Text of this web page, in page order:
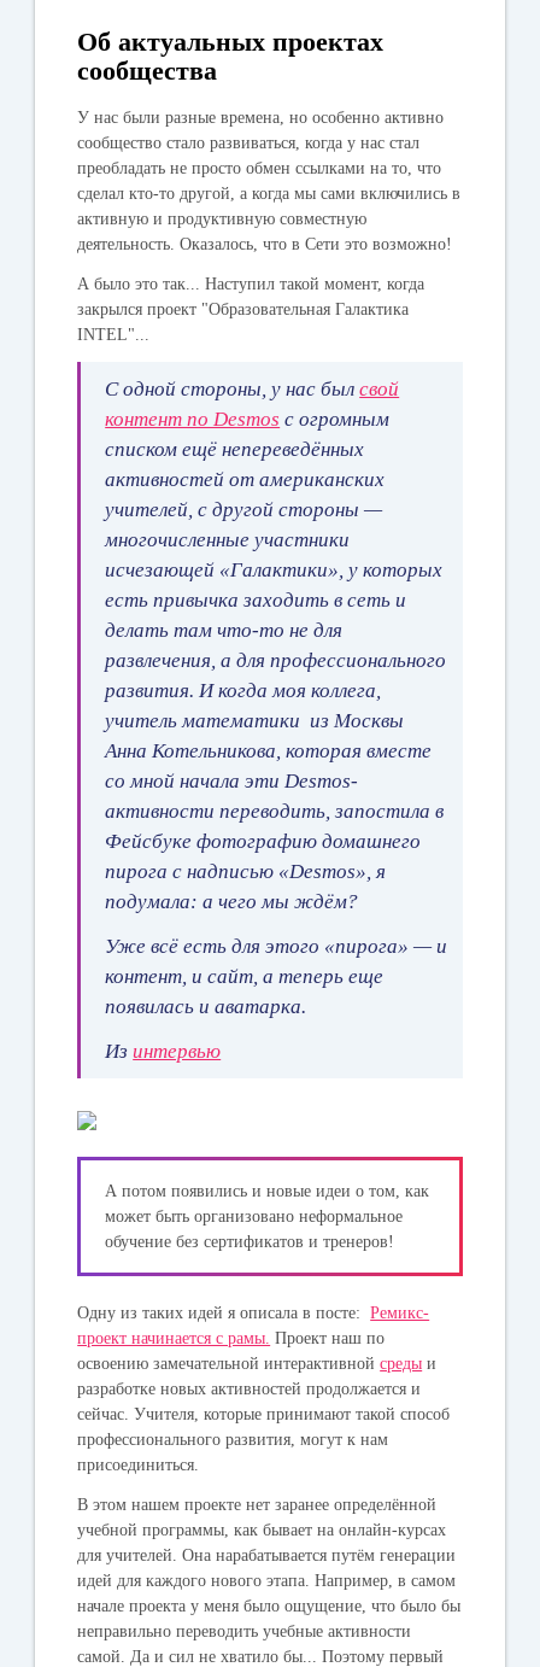
Об актуальных проектах
сообщества
У нас были разные времена, но особенно активно
сообщество стало развиваться, когда у нас стал
преобладать не просто обмен ссылками на то, что
сделал кто-то другой, а когда мы сами включились в
активную и продуктивную совместную
деятельность. Оказалось, что в Сети это возможно!
А было это так... Наступил такой момент, когда
закрылся проект "Образовательная Галактика
INTEL"...
С одной стороны, у нас былсвой
контент по Desmos с огромным
списком ещё непереведённых
активностей от американских
учителей, с другой стороны —
многочисленные участники
исчезающей «Галактики», у которых
есть привычка заходить в сеть и
делать там что-то не для
развлечения, а для профессионального
развития. И когда моя коллега,
учитель математики из Москвы
Анна Котельникова, которая вместе
со мной начала эти Desmos-
активности переводить, запостила в
Фейсбуке фотографию домашнего
пирога с надписью «Desmos», я
подумала: а чего мы ждём?
Уже всё есть для этого «пирога» — и
контент, и сайт, а теперь еще
появилась и аватарка.
Изинтервью
А потом появились и новые идеи о том, как
может быть организовано неформальное
обучение без сертификатов и тренеров!
Одну из таких идей я описала в посте:Ремикс-
проект начинается с рамы. Проект наш по
освоению замечательной интерактивнойсреды и
разработке новых активностей продолжается и
сейчас. Учителя, которые принимают такой способ
профессионального развития, могут к нам
присоединиться.
В этом нашем проекте нет заранее определённой
учебной программы, как бывает на онлайн-курсах
для учителей. Она нарабатывается путём генерации
идей для каждого нового этапа. Например, в самом
начале проекта у меня было ощущение, что было бы
неправильно переводить учебные активности
самой. Да и сил не хватило бы... Поэтому первый